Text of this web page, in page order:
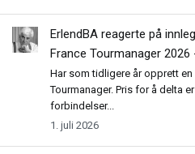
ErlendBA reagerte på
France Tourmanager
Har som tidligere år opprett
Tourmanager. Pris for å delta
forbindelser...
1. juli 2026